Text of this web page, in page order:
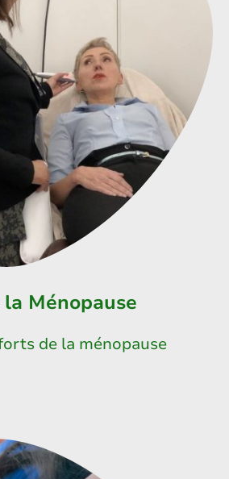
Ménopause
de la ménopause